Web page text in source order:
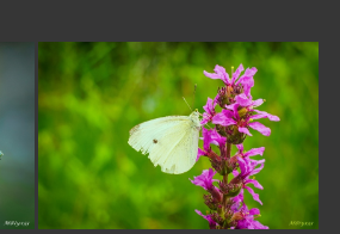
K kajanopred 2
mesiacmi
páči
Echinocactuspred 2
mesiacmi
Pekné.